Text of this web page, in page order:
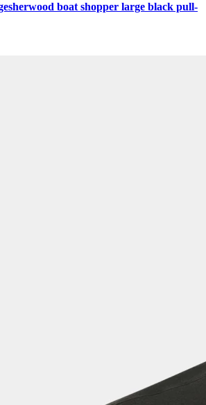
boat shopper large black pull-